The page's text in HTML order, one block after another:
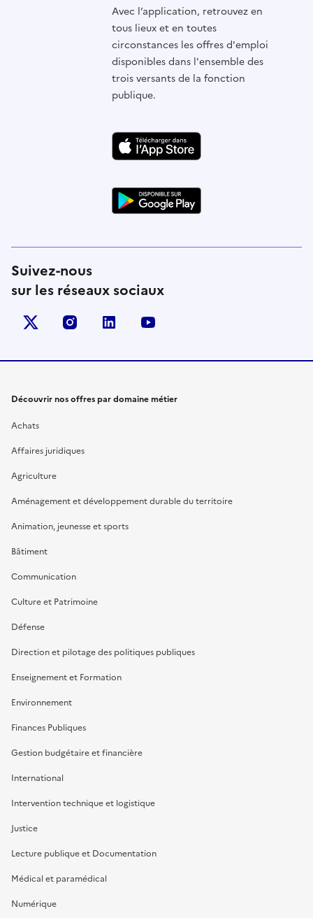
Avec l’application, retrouvez en
tous lieux et en toutes
circonstances les offres d'emploi
disponibles dans l'ensemble des
trois versants de la fonction
publique.
Suivez-nous
sur les réseaux sociaux
X (anciennement Twitter)
instagramlinkedin
Découvrir nos offres par domaine métier
Achats
Affaires juridiques
Agriculture
Aménagement et développement durable du territoire
Animation, jeunesse et sports
Bâtiment
Communication
Culture et Patrimoine
Défense
Direction et pilotage des politiques publiques
Enseignement et Formation
Environnement
Finances Publiques
Gestion budgétaire et financière
International
Intervention technique et logistique
Justice
Lecture publique et Documentation
Médical et paramédical
Numérique